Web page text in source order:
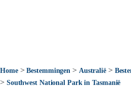
Home>Bestemmingen > Australië>
> Southwest National Park in Tasmanië